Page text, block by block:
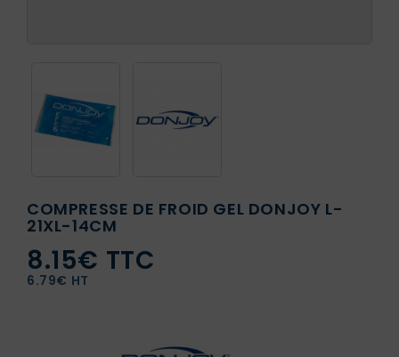
COMPRESSE DE FROID GEL DONJOY L-
21XL-14CM
8.15€ TTC
6.79€ HT